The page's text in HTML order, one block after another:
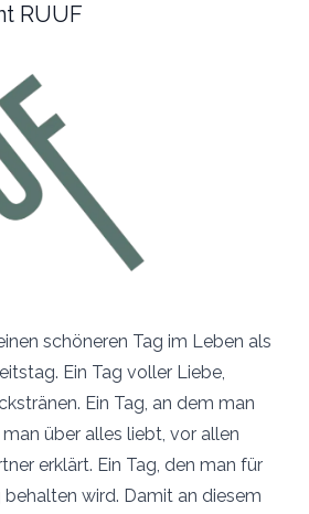
RUUF
schöneren Tag im Leben als
Ein Tag voller Liebe,
Ein Tag, an dem man
über alles liebt, vor allen
erklärt. Ein Tag, den man für
behalten wird. Damit an diesem